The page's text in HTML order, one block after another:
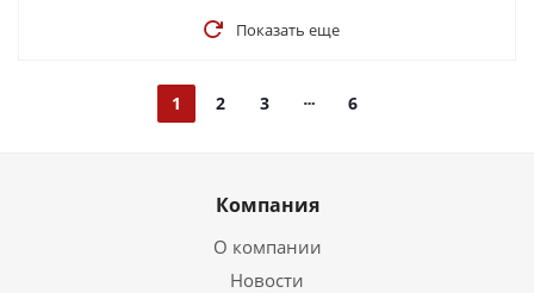
Показать еще
1 2 3 6
Компания
О компании
Новости